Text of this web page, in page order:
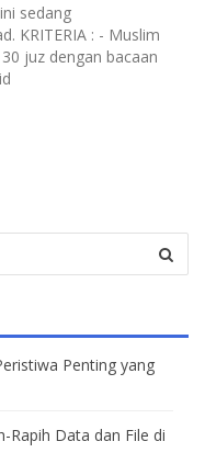
sedang
KRITERIA : - Muslim
juz dengan bacaan
Penting yang
Rapih Data dan File di